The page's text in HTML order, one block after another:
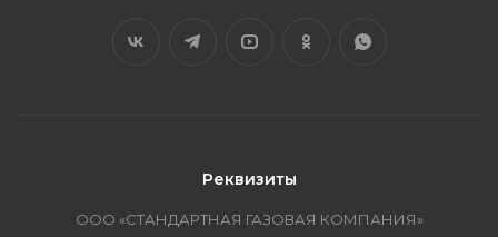
Реквизиты
ООО «СТАНДАРТНАЯ ГАЗОВАЯ КОМПАНИЯ»